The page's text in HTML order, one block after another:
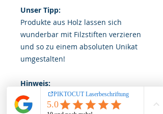
Unser Tipp:
Produkte aus Holz lassen sich
wunderbar mit Filzstiften verzieren
und so zu einem absoluten Unikat
umgestalten!
Hinweis:
Lassen Sie Ihr Kind nicht
unbeaufsichtigt mit dem Produkt